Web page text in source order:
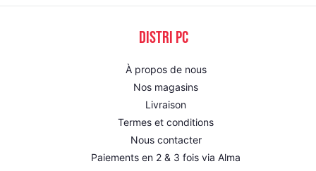
DISTRI PC
À propos de nous
Nos magasins
Livraison
Termes et conditions
Nous contacter
Paiements en 2 & 3 fois via Alma